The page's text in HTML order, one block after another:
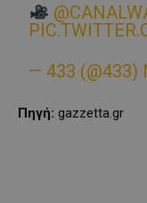
— 433 (@433)
Πηγή: gazzetta.gr